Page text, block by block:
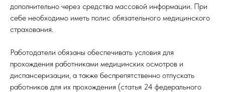
дополнительно через средства массовой информации. При
себе необходимо иметь полис обязательного медицинского
страхования.
Работодатели обязаны обеспечивать условия для
прохождения работниками медицинских осмотров и
диспансеризации, а также беспрепятственно отпускать
работников для их прохождения (статья 24 федерального